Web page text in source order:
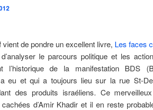
vient de pondre un excellent livre, Les faces
le parcours politique et les
l’historique de la manifestation BDS
eu et qui a toujours lieu sur la rue St-
des produits israéliens. Ce
d’Amir Khadir et il en reste